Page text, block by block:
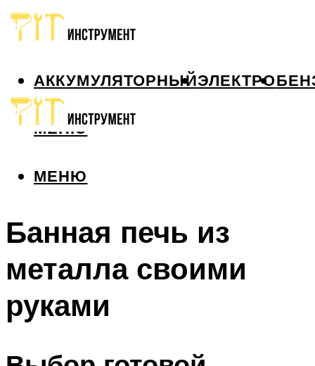
АККУМУЛЯТОРНЫЙЭЛЕКТРО
МЕНЮ
МЕНЮ
Банная печь из
металла своими
руками